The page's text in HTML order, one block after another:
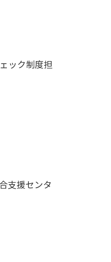
ック制度担
支援センタ